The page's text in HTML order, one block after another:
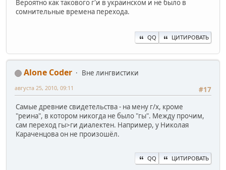
Вероятно как такового г'и в украинском и не было в
сомнительные времена перехода.
QQ ЦИТИРОВАТЬ
Alone Coder
Вне лингвистики
#17
августа 25, 2010, 09:11
Самые древние свидетельства - на мену г/х, кроме
"реина", в котором никогда не было "гы". Между прочим,
сам переход гы>ги диалектен. Например, у Николая
Караченцова он не произошёл.
QQ ЦИТИРОВАТЬ